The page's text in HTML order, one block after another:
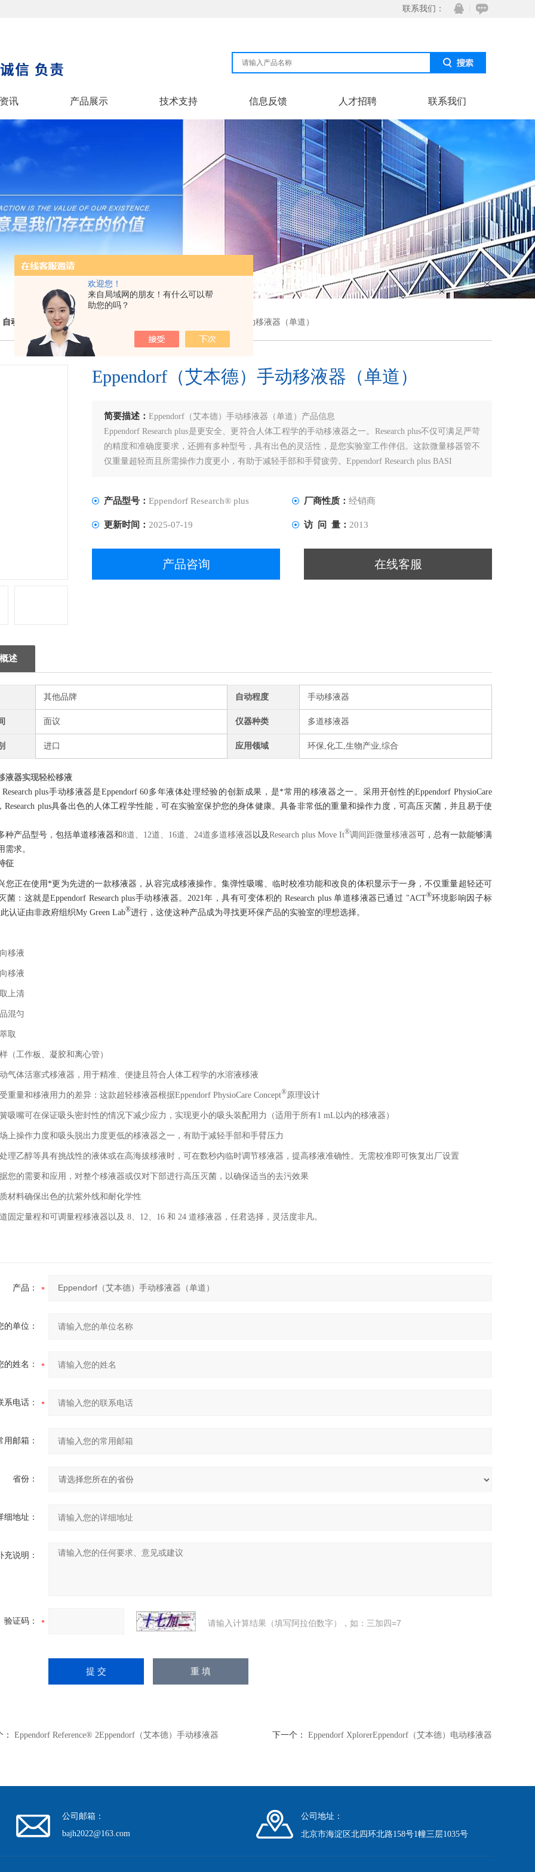
欢迎您！
来自局域网的朋友！有什么可以帮
助您的吗？
联系我们：
在线
咨询
QQ
讯 产品展示 技术支持 信息反馈 人才招聘 联系我们
自动移液工作站> Eppendorf Research® plusEppendorf（艾本德）手动移液器（单道）
Eppendorf（艾本德）手动移液器（单道）
简要描述： Eppendorf（艾本德）手动移液器（单道）产品信息
Eppendorf Research plus是更安全、更符合人体工程学的手动移液器之一。Research plus不仅可满足严苛
的精度和准确度要求，还拥有多种型号，具有出色的灵活性，是您实验室工作伴侣。这款微量移器管不
仅重量超轻而且所需操作力度更小，有助于减轻手部和手臂疲劳。Eppendorf Research plus BASI
产品型号： Eppendorf Research® plus 厂商性质： 经销商
更新时间： 2025-07-19 访 问 量： 2013
产品咨询 在线客服
述
其他品牌 自动程度 手动移液器
面议 仪器种类 多道移液器
进口 应用领域 环保,化工,生物产业,综合
液器实现轻松移液
Research plus手动移液器是Eppendorf 60多年液体处理经验的创新成果，是*常用的移液器之一。采用开创性的Eppendorf PhysioCare
，Research plus具备出色的人体工程学性能，可在实验室保护您的身体健康。具备非常低的重量和操作力度，可高压灭菌，并且易于使
种产品型号，包括单道移液器和8道、12道、16道、24道多道移液器 以及Research plus Move It®调间距微量移液器可，总有一款能够满
需求。
征
您正在使用*更为先进的一款移液器，从容完成移液操作。集弹性吸嘴、临时校准功能和改良的体积显示于一身，不仅重量超轻还可
菌：这就是Eppendorf Research plus手动移液器。2021年，具有可变体积的 Research plus 单道移液器已通过 "ACT®环境影响因子标
认证由非政府组织My Green Lab®进行，这使这种产品成为寻找更环保产品的实验室的理想选择。
移液
移液
上清
混匀
取
（工作板、凝胶和离心管）
气体活塞式移液器，用于精准、便捷且符合人体工程学的水溶液移液
重量和移液用力的差异：这款超轻移液器根据Eppendorf PhysioCare Concept®原理设计
吸嘴可在保证吸头密封性的情况下减少应力，实现更小的吸头装配用力（适用于所有1 mL以内的移液器）
上操作力度和吸头脱出力度更低的移液器之一，有助于减轻手部和手臂压力
理乙醇等具有挑战性的液体或在高海拔移液时，可在数秒内临时调节移液器，提高移液准确性。无需校准即可恢复出厂设置
您的需要和应用，对整个移液器或仅对下部进行高压灭菌，以确保适当的去污效果
材料确保出色的抗紫外线和耐化学性
固定量程和可调量程移液器以及 8、12、16 和 24 道移液器，任君选择，灵活度非凡。
产品：
的单位：
的姓名：
系电话：
用邮箱：
省份：
细地址：
充说明：
验证码： 请输入计算结果（填写阿拉伯数字），如：三加四=7
Eppendorf Reference® 2Eppendorf（艾本德）手动移液器 下一个： Eppendorf XplorerEppendorf（艾本德）电动移液器
公司邮箱：
bajh2022@163.com
公司地址：
北京市海淀区北四环北路158号1幢三层1035号